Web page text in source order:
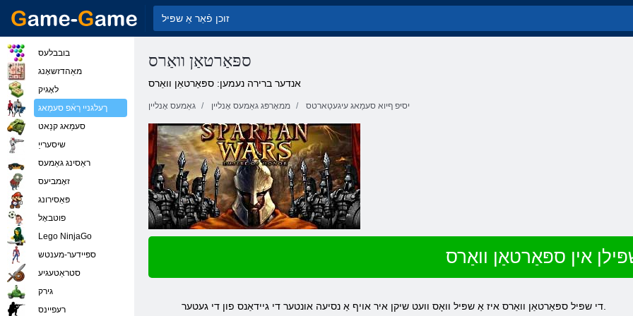
ספּאַרטאַן וואַרס
אנדער ברירה נעמען: ספּאַרטאַן וואַרס
גאַמעס אָנליין ממאָרפּג גאַמעס אָנליין יסיּפ ףיוא סעמַאג עיגעטַארטס
אין ספּאַרטאַן וואַרס
בובבלעס
מאַהדזשאָנג
לאָגיק
ךעלגניי רַאֿפ סעמַאג
סעמַאג קנַאט
שיסערייַ
ראַסינג גאַמעס
זאָמביעס
פּאַסירונג
פוטבאָל
Lego NinjaGo
ספּיידער-מענטש
סטראַטעגיע
גירק
רעּפיינס